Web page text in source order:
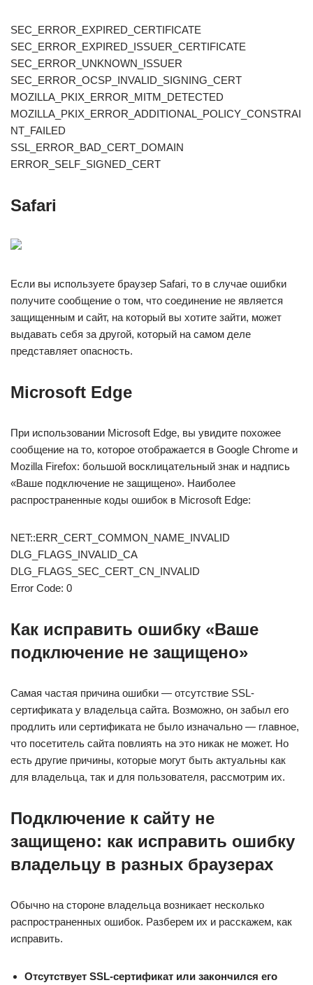
SEC_ERROR_EXPIRED_CERTIFICATE
SEC_ERROR_EXPIRED_ISSUER_CERTIFICATE
SEC_ERROR_UNKNOWN_ISSUER
SEC_ERROR_OCSP_INVALID_SIGNING_CERT
MOZILLA_PKIX_ERROR_MITM_DETECTED
MOZILLA_PKIX_ERROR_ADDITIONAL_POLICY_CONSTRAI
NT_FAILED
SSL_ERROR_BAD_CERT_DOMAIN
ERROR_SELF_SIGNED_CERT
Safari
Если вы используете браузер Safari, то в случае ошибки
получите сообщение о том, что соединение не является
защищенным и сайт, на который вы хотите зайти, может
выдавать себя за другой, который на самом деле
представляет опасность.
Microsoft Edge
При использовании Microsoft Edge, вы увидите похожее
сообщение на то, которое отображается в Google Chrome и
Mozilla Firefox: большой восклицательный знак и надпись
«Ваше подключение не защищено». Наиболее
распространенные коды ошибок в Microsoft Edge:
NET::ERR_CERT_COMMON_NAME_INVALID
DLG_FLAGS_INVALID_CA
DLG_FLAGS_SEC_CERT_CN_INVALID
Error Code: 0
Как исправить ошибку «Ваше
подключение не защищено»
Самая частая причина ошибки — отсутствие SSL-
сертификата у владельца сайта. Возможно, он забыл его
продлить или сертификата не было изначально — главное,
что посетитель сайта повлиять на это никак не может. Но
есть другие причины, которые могут быть актуальны как
для владельца, так и для пользователя, рассмотрим их.
Подключение к сайту не
защищено: как исправить ошибку
владельцу в разных браузерах
Обычно на стороне владельца возникает несколько
распространенных ошибок. Разберем их и расскажем, как
исправить.
Отсутствует SSL-сертификат или закончился его